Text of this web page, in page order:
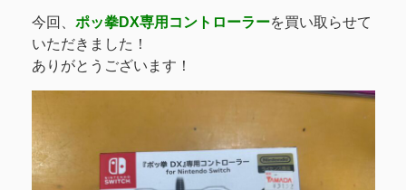
今回、 ポッ拳DX専用コントローラーを買い取らせて
いただきました！
ありがとうございます！